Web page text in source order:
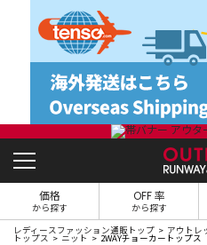
価格
から探す
OFF 率
から探す
レディースファッション通販トップ アウトレ
トップス ニット 2WAYチョーカートップス